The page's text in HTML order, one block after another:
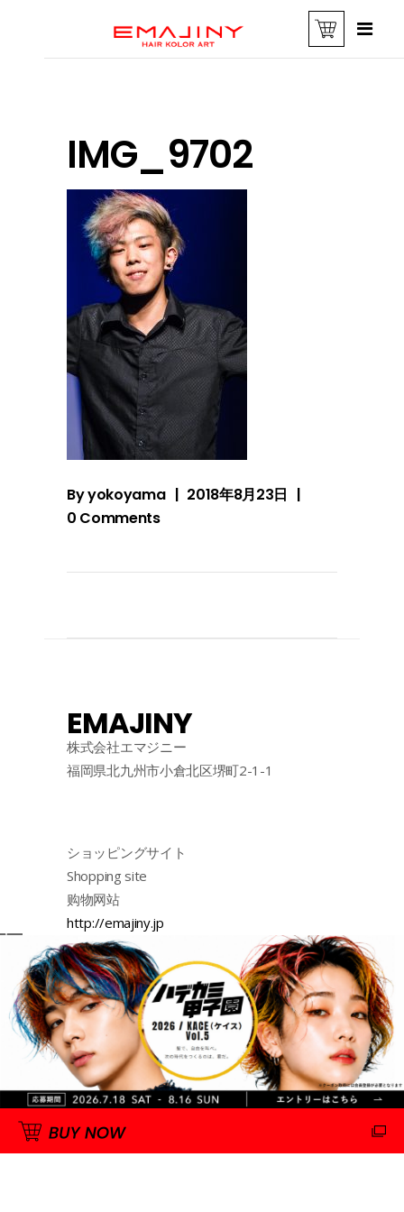
IMG_9702
Byyokoyama
2018年8月23日
0 Comments
EMAJINY
株式会社エマジニー
福岡県北九州市小倉北区堺町2-1-1
ショッピングサイト
Shopping site
购物网站
http://emajiny.jp